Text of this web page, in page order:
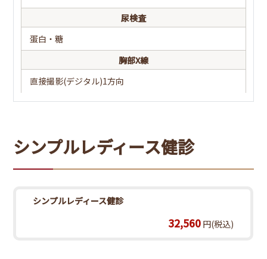
胃部検査
(1) バリウム
(2) 内視鏡
(3) ABC(採血)
尿検査
蛋白・糖
胸部X線
直接撮影(デジタル)1方向
シンプルレディース健診
シンプルレディース健診
32,560 円(税込)